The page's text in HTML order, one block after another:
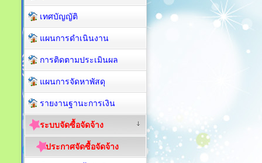
เทศบัญญัติ
แผนการดำเนินงาน
การติดตามประเมินผล
แผนการจัดหาพัสดุ
รายงานฐานะการเงิน
ระบบจัดซื้อจัดจ้าง
ประกาศจัดซื้อจัดจ้าง